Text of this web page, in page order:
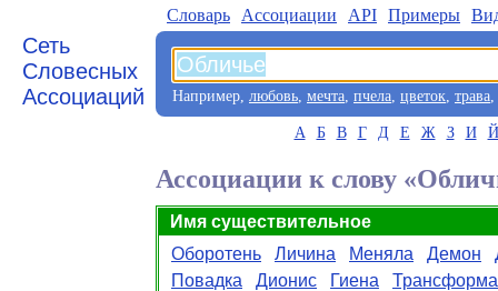
Сеть
Словесных
Ассоциаций
Словарь Aссоциации API Примеры
Например, любовь, мечта, пчела, цветок, трава,
А Б В Г Д Е Ж З И Й
Ассоциации к слову
Имя существительное
Оборотень
Личина Меняла Демон
Повадка
Дионис Гиена